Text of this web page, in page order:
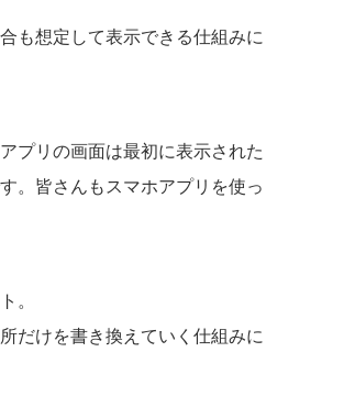
も想定して表示できる仕組みに
プリの画面は最初に表示された
。皆さんもスマホアプリを使っ
。
だけを書き換えていく仕組みに